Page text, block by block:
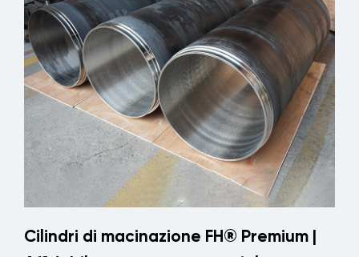
Cilindri di macinazione FH® Premium |